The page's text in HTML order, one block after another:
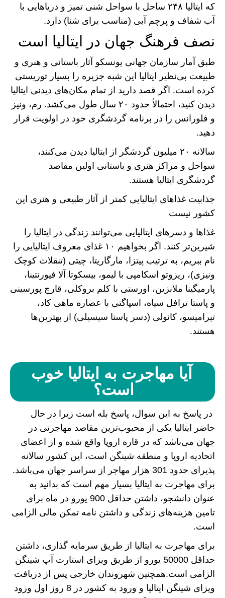
که ایتالیا ۲۴۸ ساحل با سواحل شنی تمیز و دریا‌هایی با
آب شفاف و پرچم آبی (مناسب برای شنا) دارد.
نصف فرهنگ جهان در ایتالیا است
طبق آمار سازمان جهانی یونسکو آثار باستانی و هنری و
طبیعت بی‌نظیر ایتالیا این شبه جزیره را بسیار توریستی
کرده است. اگر قصد دارید از تمام مکان‌های دیدنی ایتالیا
دیدن کنید، احتمالاً حدود ۲۰ سال طول می‌کشد. رم، ونیز
و فلورانس را در برنامه گردشگری خود در اولویت قرار
دهید.
سالانه ۲۰ میلیون گردشگر از ایتالیا دیدن می‌کنند،
سواحل و مراکز هنری و باستانی اولین مقاصد
گردشگری ایتالیا هستند.
جذابیت غذا‌های ایتالیایی کمتر از آثار طبیعی و هنری این
کشور نیست
غذا‌ها و دسر‌های ایتالیایی می‌توانند زندگی در ایتالیا را
شیرین‌تر کنند. اگر بخواهیم ۱۰ غذای معروف ایتالیایی را
نام ببریم، به ترتیب پیتزا، مارگاریتا، چیتی (تنقلات کوچک
ونیزی)، ریزوتو اسکامپی با لیمو، بیسکوتا آلا فیورنتینا،
پارمیگینا ملانزین، اورستی با کلم بروکلی، قارچ پورسینی
و پاستا ترافل سیاه، اسپاگتی با عصاره ماهی کاد،
تیرامیسو، کانولی (دسر پاستا سیسیلی) از بهترین‌ها
هستند.
آیا مهاجرت به ایتالیا خوب
است؟
در پاسخ به این سوال، پاسخ بله است زیرا در حال
حاضر ایتالیا یکی از محبوب‌ترین مقاصد مهاجرتی در
جهان می‌باشد که در قاره اروپا واقع شده و از اعضای
اتحادیه اروپا و منطقه شینگن است، این کشور سالانه
پذیرای حدود 301 هزار مهاجر از سراسر جهان می‌باشد.
برای مهاجرت به ایتالیا بسیار مهم است که بدانید به
عنوان دانشجو، داشتن حداقل 900 یورو در ماه برای
تامین هزینه‌های زندگی و داشتن نامه تمکن مالی الزامی
است.
برای مهاجرت به ایتالیا از طریق سرمایه گذاری، داشتن
حداقل 50000 یورو از طریق ویزای استارت آپ شینگن
الزامی است.همچنین شهروندان خارجی پس از دریافت
ویزای شینگن ایتالیا و ورود به کشور در 8 روز اول ورود